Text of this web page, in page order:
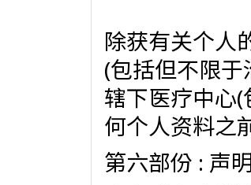
除获有关个人
(包括但不限于治疗、医
辖下医疗中心
何个人资料之
第六部份 : 声